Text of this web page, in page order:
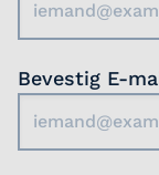
toewijding
van
Bevestig E-